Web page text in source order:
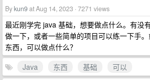
Bykun9at Aug 14, 2023 · 7271 views
最近刚学完 java 基础，想要做点什么。有没
做一下，或者一些简单的项目可以练一下手
东西，可以做点什么？
Java
东西 基础
可以